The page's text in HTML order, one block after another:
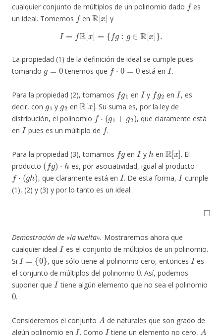
cualquier conjunto de múltiplos de un polinomio dado
es
un ideal. Tomemos
f
en
R[x]
y
=fR[x ={ fg:g ∈R[x]}.
La propiedad (1) de la definición de ideal se cumple pues
tomando
g= 0
tenemos que
f⋅ 0= 0
está en
I
.
Para la propiedad (2), tomamos
g
en
I
y
fg
en
I
, es
decir, con
g1
y
g2
en
R[x]
. Su suma es, por la ley de
distribución, el polinomio
f⋅(g1+g2 )
, que claramente está
en
I
pues es un múltiplo de .
Para la propiedad (3), tomamos
g
en
I
y
h
en
R [x ]
. El
producto
(fg)⋅h
es, por asociatividad, igual al producto
f⋅(gh)
, que claramente está en
I
. De esta forma,
I
cumple
(1), (2) y (3) y por lo tanto es un ideal.
◻
Demostración de «la vuelta». Mostraremos ahora que
cualquier ideal
I
es el conjunto de múltiplos de un polinomio.
Si
I={0}
, que sólo tiene al polinomio cero, entonces
I
es
el conjunto de múltiplos del polinomio
0
. Así, podemos
suponer que
I
tiene algún elemento que no sea el polinomio
0
.
Consideremos el conjunto
A
de naturales que son grado de
algún polinomio en
I
. Como
I
tiene un elemento no cero,
A